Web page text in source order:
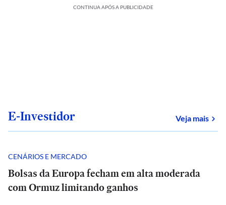
CONTINUA APÓS A PUBLICIDADE
E-Investidor Veja mais
CENÁRIOS E MERCADO
Bolsas da Europa fecham em alta moderada
com Ormuz limitando ganhos